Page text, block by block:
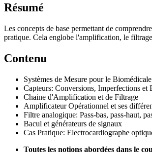
Résumé
Les concepts de base permettant de
pratique. Cela englobe l'amplification, le
Contenu
Systèmes de Mesure pour le Biomédicale
Capteurs: Conversions, Imperfections et
Chaine d'Amplification et de Filtrage
Amplificateur Opérationnel et ses
Filtre analogique: Pass-bas, pass-haut,
Bacul et générateurs de signaux
Cas Pratique: Electrocardiographe
Toutes les notions abordées dans le